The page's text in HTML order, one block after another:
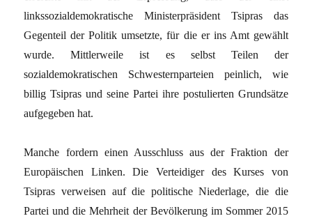
linkssozialdemokratische Ministerpräsident Tsipras das
Gegenteil der Politik umsetzte, für die er ins Amt gewählt
wurde. Mittlerweile ist es selbst Teilen der
sozialdemokratischen Schwesternparteien peinlich, wie
billig Tsipras und seine Partei ihre postulierten Grundsätze
aufgegeben hat.
Manche fordern einen Ausschluss aus der Fraktion der
Europäischen Linken. Die Verteidiger des Kurses von
Tsipras verweisen auf die politische Niederlage, die die
Partei und die Mehrheit der Bevölkerung im Sommer 2015